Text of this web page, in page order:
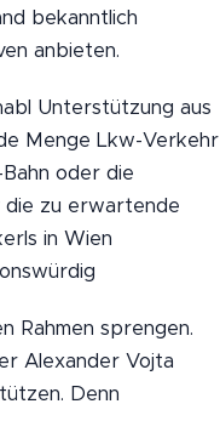
bekanntlich
anbieten.
Unterstützung aus
Menge Lkw-Verkehr
oder die
die zu erwartende
in Wien
Rahmen sprengen.
Alexander Vojta
Denn